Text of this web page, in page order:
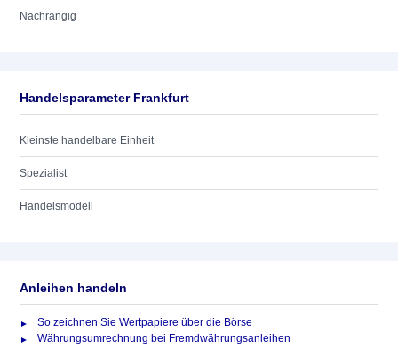
Nachrangig
Handelsparameter Frankfurt
Kleinste handelbare Einheit
Spezialist
Handelsmodell
Anleihen handeln
So zeichnen Sie Wertpapiere über die Börse
Währungsumrechnung bei Fremdwährungsanleihen